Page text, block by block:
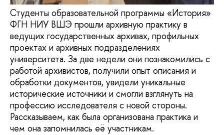
Студенты образовательной программы «История»
ФГН НИУ ВШЭ прошли архивную практику в
ведущих государственных архивах, профильных
проектах и архивных подразделениях
университета. За две недели они познакомились с
работой архивистов, получили опыт описания и
обработки документов, увидели уникальные
исторические источники и смогли взглянуть на
профессию исследователя с новой стороны.
Рассказываем, как была организована практика и
чем она запомнилась её участникам.